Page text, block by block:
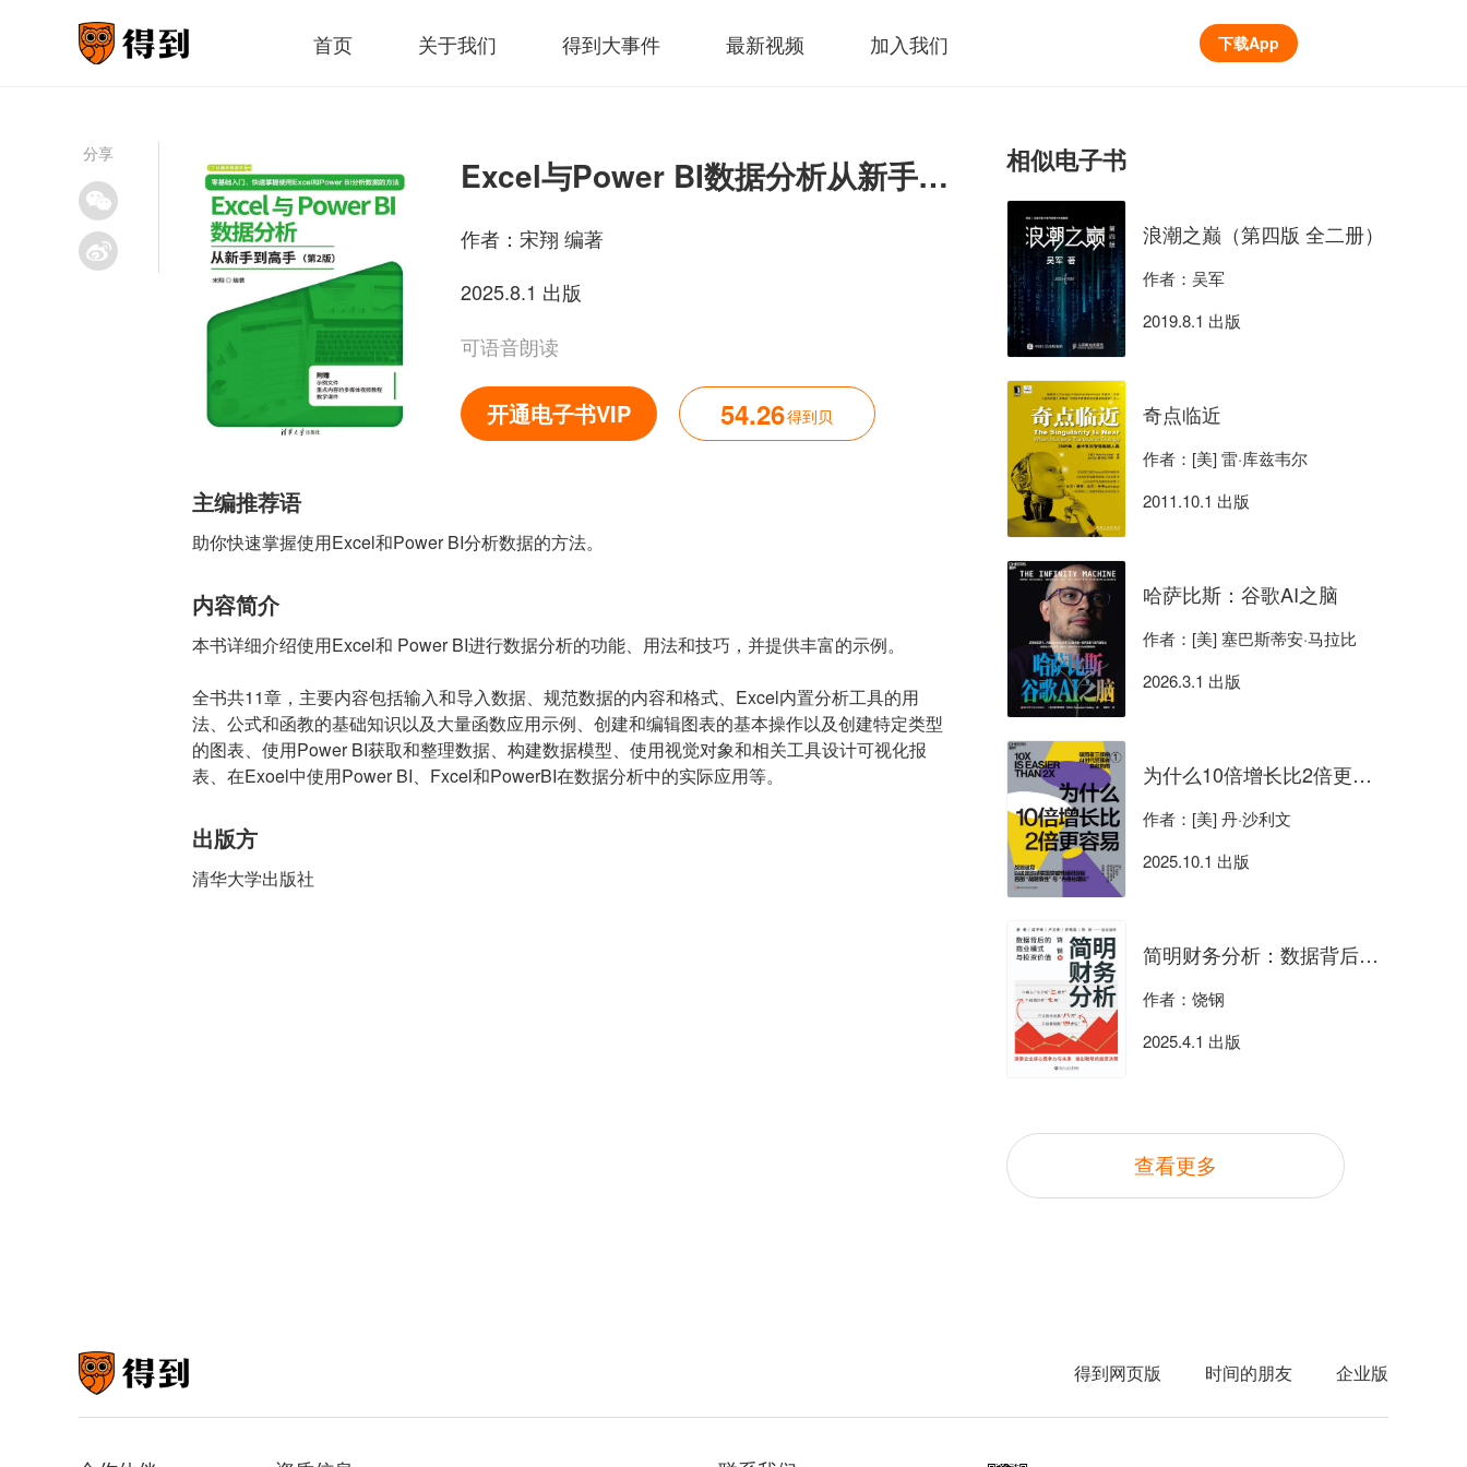
首页 关于我们 得到大事件 最新视频 加入我们 下载App
分享
Excel与Power BI数据分析从新手到高手（第2版）
作者： 宋翔 编著
2025.8.1 出版
可语音朗读
开通电子书VIP 54.26得到贝
主编推荐语
助你快速掌握使用Excel和Power BI分析数据的方法。
内容简介
本书详细介绍使用Excel和 Power BI进行数据分析的功能、用法和技巧，并提供丰富的示例。
全书共11章，主要内容包括输入和导入数据、规范数据的内容和格式、Excel内置分析工具的用
法、公式和函教的基础知识以及大量函数应用示例、创建和编辑图表的基本操作以及创建特定类型
的图表、使用Power BI获取和整理数据、构建数据模型、使用视觉对象和相关工具设计可视化报
表、在Exoel中使用Power BI、Fxcel和PowerBI在数据分析中的实际应用等。
出版方
清华大学出版社
相似电子书
浪潮之巅（第四版 全二册）
作者：吴军
2019.8.1 出版
奇点临近
作者：[美] 雷·库兹韦尔
2011.10.1 出版
哈萨比斯：谷歌AI之脑
作者：[美] 塞巴斯蒂安·马拉比
2026.3.1 出版
为什么10倍增长比2倍更容易
作者：[美] 丹·沙利文
2025.10.1 出版
简明财务分析：数据背后的商业模式与投资价值
作者：饶钢
2025.4.1 出版
查看更多
得到网页版 时间的朋友 企业版